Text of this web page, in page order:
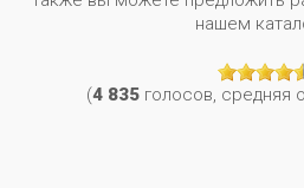
нашем
(4 835 голосов, средняя